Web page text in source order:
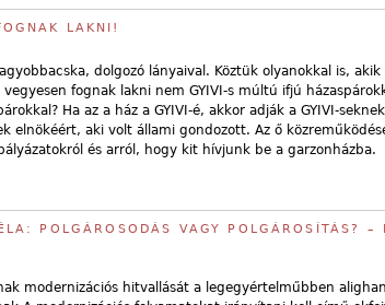
LAKNI!
dolgozó lányaival. Köztük olyanokkal is,
fognak lakni nem GYIVI-s múltú ifjú
Ha az a ház a GYIVI-é, akkor adják a GYIVI-
elnökéért, aki volt állami gondozott. Az ő
és arról, hogy kit hívjunk be a garzonházba.
POLGÁROSODÁS VAGY POLGÁROSÍTÁS? –
modernizációs hitvallását a legegyértelműbben